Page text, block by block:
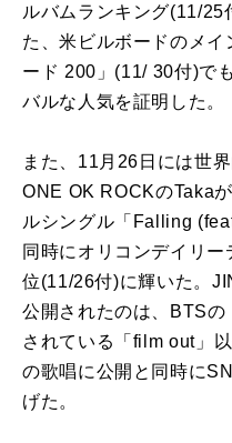
ルバムランキング(11/25
た、米ビルボードのメ
ード 200」(11/ 30付)で
バルな人気を証明した。
また、11月26日には世
ONE OK ROCKのTaka
ルシングル「Falling
同時にオリコンデイリー
位(11/26付)に輝いた。
公開されたのは、BTS
されている「film out」
の歌唱に公開と同時に
げた。